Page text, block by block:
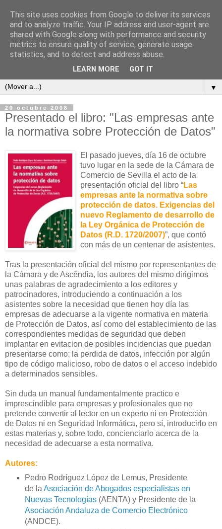
ContraCorriente
▼
20 octubre 2008
Presentado el libro: "Las empresas ante
la normativa sobre Protección de Datos"
El pasado jueves, día 16 de octubre
tuvo lugar en la sede de la Cámara de
Comercio de Sevilla el acto de la
presentación oficial del libro “Las
empresas ante la normativa sobre
protección de datos. Exigencias del
nuevo Reglamento de desarrollo de
la Ley Orgánica de Protección de
Datos (R.D. 1720/2007)”, que contó
con más de un centenar de asistentes.
Tras la presentación oficial del mismo por representantes de
la Cámara y de Ascêndia, los autores del mismo dirigimos
unas palabras de agradecimiento a los editores y
patrocinadores, introduciendo a continuación a los
asistentes sobre la necesidad que tienen hoy día las
empresas de adecuarse a la vigente normativa en materia
de Protección de Datos, así como del establecimiento de las
correspondientes medidas de seguridad que deben
implantar en evitacion de posibles incidencias que puedan
presentarse como: la perdida de datos, infección por algún
tipo de código malicioso, robo de datos o el acceso indebido
a determinados sensibles.
Sin duda un manual fundamentalmente practico e
imprescindible para empresas y profesionales que no
pretende convertir al lector en un experto ni en Protección
de Datos ni en Seguridad Informática, pero sí, introducirlo en
estas materias y, sobre todo, concienciarlo acerca de la
necesidad de adecuarse a esta normativa.
Autores:
Pedro Rodríguez López de Lemus, Presidente
de la Asociación de Abogados especialistas en
Nuevas Tecnologías(AENTA) y Presidente de la
Asociación Andaluza de Comercio Electrónico
(ANDCE).
This site uses cookies from Google to deliver its services
and to analyze traffic. Your IP address and user-agent are
shared with Google along with performance and security
metrics to ensure quality of service, generate usage
statistics, and to detect and address abuse.
LEARN MORE GOT IT